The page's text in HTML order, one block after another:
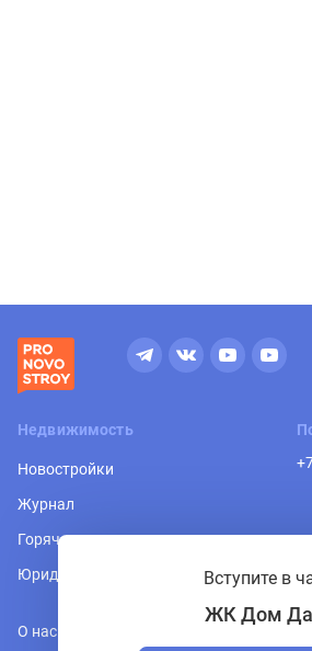
Недвижимость
Новостройки
Журнал
Горячая линия
Юридическая консультация
О нас
Вступите в
ЖК Дом